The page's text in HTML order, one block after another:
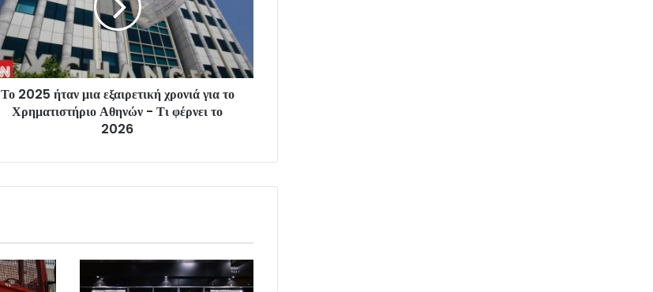
Το 2025 ήταν μια εξαιρετική χρονιά για το
Χρηματιστήριο Αθηνών - Τι φέρνει το
2026